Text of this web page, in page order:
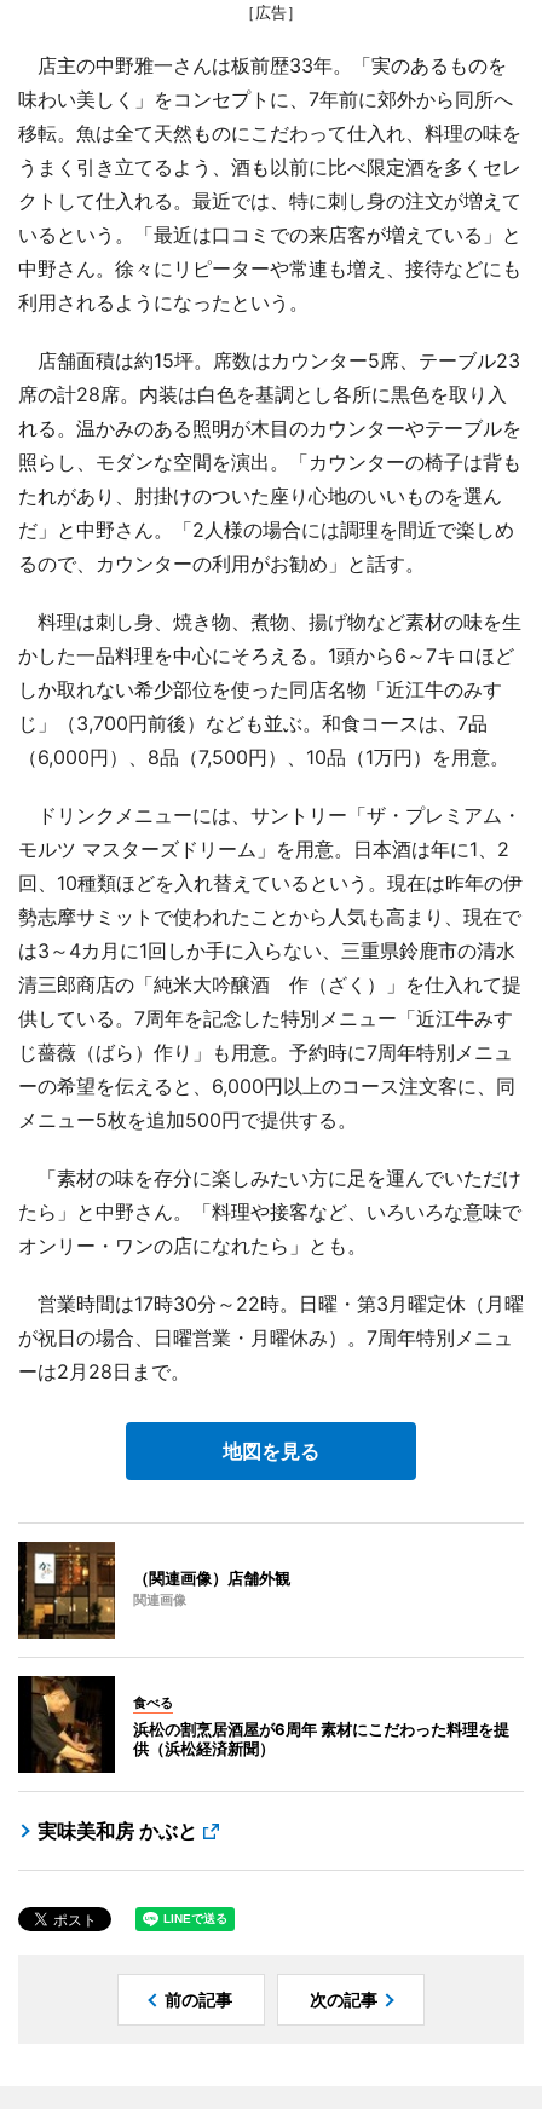
［広告］
店主の中野雅一さんは板前歴33年。「実のあるものを
味わい美しく」をコンセプトに、7年前に郊外から同所へ
移転。魚は全て天然ものにこだわって仕入れ、料理の味を
うまく引き立てるよう、酒も以前に比べ限定酒を多くセレ
クトして仕入れる。最近では、特に刺し身の注文が増えて
いるという。「最近は口コミでの来店客が増えている」と
中野さん。徐々にリピーターや常連も増え、接待などにも
利用されるようになったという。
店舗面積は約15坪。席数はカウンター5席、テーブル23
席の計28席。内装は白色を基調とし各所に黒色を取り入
れる。温かみのある照明が木目のカウンターやテーブルを
照らし、モダンな空間を演出。「カウンターの椅子は背も
たれがあり、肘掛けのついた座り心地のいいものを選ん
だ」と中野さん。「2人様の場合には調理を間近で楽しめ
るので、カウンターの利用がお勧め」と話す。
料理は刺し身、焼き物、煮物、揚げ物など素材の味を生
かした一品料理を中心にそろえる。1頭から6～7キロほど
しか取れない希少部位を使った同店名物「近江牛のみす
じ」（3,700円前後）なども並ぶ。和食コースは、7品
（6,000円）、8品（7,500円）、10品（1万円）を用意。
ドリンクメニューには、サントリー「ザ・プレミアム・
モルツ マスターズドリーム」を用意。日本酒は年に1、2
回、10種類ほどを入れ替えているという。現在は昨年の伊
勢志摩サミットで使われたことから人気も高まり、現在で
は3～4カ月に1回しか手に入らない、三重県鈴鹿市の清水
清三郎商店の「純米大吟醸酒 作（ざく）」を仕入れて提
供している。7周年を記念した特別メニュー「近江牛みす
じ薔薇（ばら）作り」も用意。予約時に7周年特別メニュ
ーの希望を伝えると、6,000円以上のコース注文客に、同
メニュー5枚を追加500円で提供する。
「素材の味を存分に楽しみたい方に足を運んでいただけ
たら」と中野さん。「料理や接客など、いろいろな意味で
オンリー・ワンの店になれたら」とも。
営業時間は17時30分～22時。日曜・第3月曜定休（月曜
が祝日の場合、日曜営業・月曜休み）。7周年特別メニュ
ーは2月28日まで。
地図を見る
（関連画像）店舗外観
関連画像
食べる
浜松の割烹居酒屋が6周年 素材にこだわった料理を提
供（浜松経済新聞）
実味美和房 かぶと
前の記事 次の記事